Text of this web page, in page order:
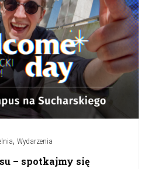
, Wydarzenia
– spotkajmy się